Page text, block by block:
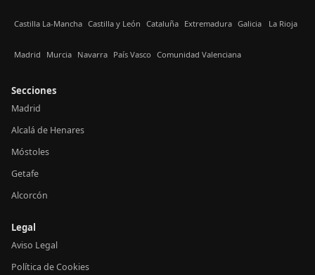
Castilla La-Mancha Castilla y León Cataluña Extremadura Galicia La Rioja
Madrid Murcia Navarra País Vasco Comunidad Valenciana
Secciones
Madrid
Alcalá de Henares
Móstoles
Getafe
Alcorcón
Legal
Aviso Legal
Política de Cookies